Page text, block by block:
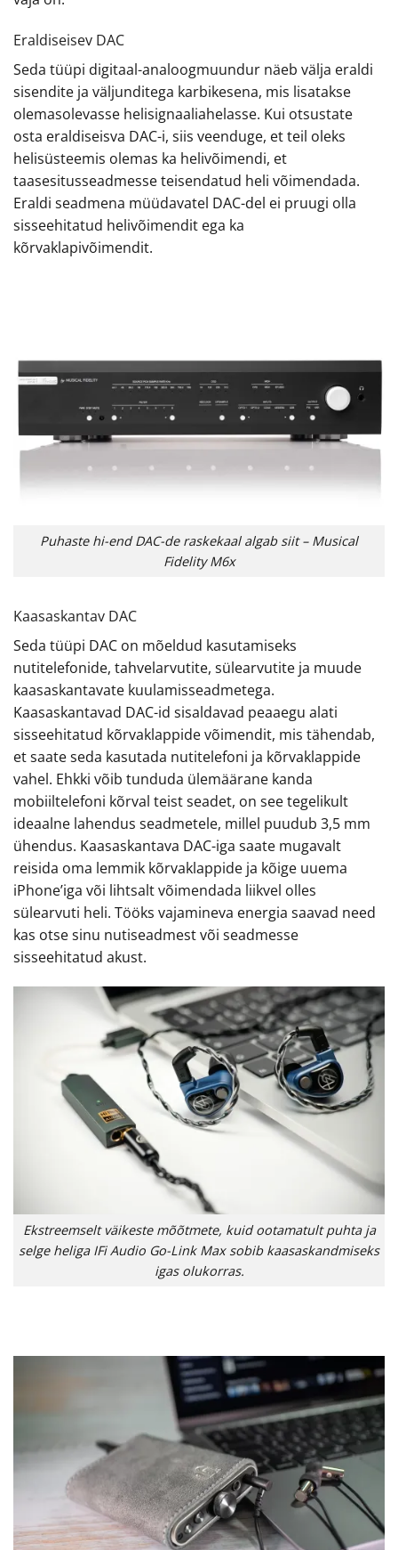
Eraldiseisev DAC
Seda tüüpi digitaal-analoogmuundur näeb välja eraldi
sisendite ja väljunditega karbikesena, mis lisatakse
olemasolevasse helisignaaliahelasse. Kui otsustate
osta eraldiseisva DAC-i, siis veenduge, et teil oleks
helisüsteemis olemas ka helivõimendi, et
taasesitusseadmesse teisendatud heli võimendada.
Eraldi seadmena müüdavatel DAC-del ei pruugi olla
sisseehitatud helivõimendit ega ka
kõrvaklapivõimendit.
Puhaste hi-end DAC-de raskekaal algab siit – Musical
Fidelity M6x
Kaasaskantav DAC
Seda tüüpi DAC on mõeldud kasutamiseks
nutitelefonide, tahvelarvutite, sülearvutite ja muude
kaasaskantavate kuulamisseadmetega.
Kaasaskantavad DAC-id sisaldavad peaaegu alati
sisseehitatud kõrvaklappide võimendit, mis tähendab,
et saate seda kasutada nutitelefoni ja kõrvaklappide
vahel. Ehkki võib tunduda ülemäärane kanda
mobiiltelefoni kõrval teist seadet, on see tegelikult
ideaalne lahendus seadmetele, millel puudub 3,5 mm
ühendus. Kaasaskantava DAC-iga saate mugavalt
reisida oma lemmik kõrvaklappide ja kõige uuema
iPhone’iga või lihtsalt võimendada liikvel olles
sülearvuti heli. Tööks vajamineva energia saavad need
kas otse sinu nutiseadmest või seadmesse
sisseehitatud akust.
Ekstreemselt väikeste mõõtmete, kuid ootamatult puhta ja
selge heliga IFi Audio Go-Link Max sobib kaasaskandmiseks
igas olukorras.